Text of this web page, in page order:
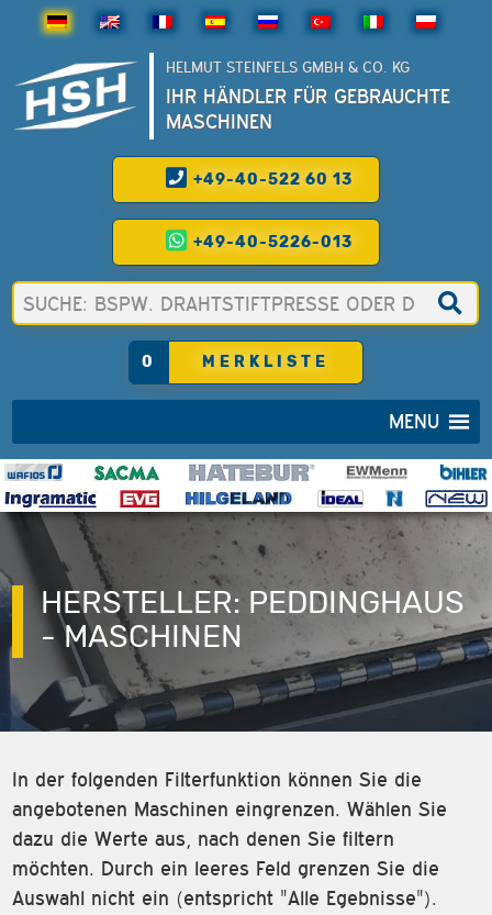
HELMUT STEINFELS GMBH & CO. KG
IHR HÄNDLER FÜR GEBRAUCHTE
MASCHINEN
+49-40-522 60 13
+49-40-5226-013
0 MERKLISTE
MENU
HERSTELLER: PEDDINGHAUS
- MASCHINEN
In der folgenden Filterfunktion können Sie die
angebotenen Maschinen eingrenzen. Wählen Sie
dazu die Werte aus, nach denen Sie filtern
möchten. Durch ein leeres Feld grenzen Sie die
Auswahl nicht ein (entspricht "Alle Egebnisse").